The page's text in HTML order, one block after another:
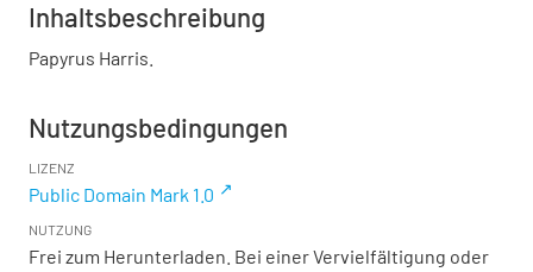
Inhaltsbeschreibung
Papyrus Harris.
Nutzungsbedingungen
LIZENZ
Public Domain Mark 1.0
NUTZUNG
Frei zum Herunterladen. Bei einer Vervielfältigung oder